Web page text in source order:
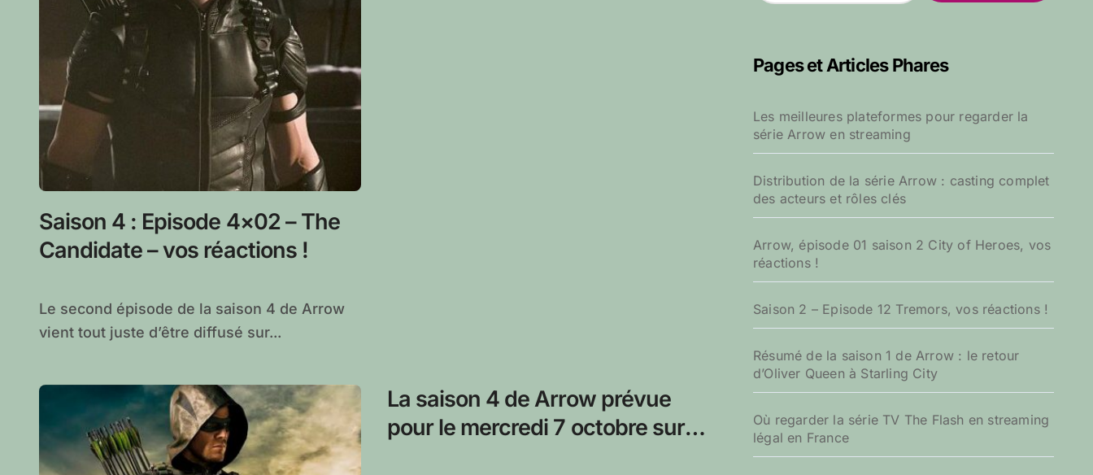
Saison 4 : Episode 4×02 – The
Candidate – vos réactions !
Le second épisode de la saison 4 de Arrow
vient tout juste d’être diffusé sur...
La saison 4 de Arrow prévue
pour le mercredi 7 octobre sur la
r
c
e
r
Pages et Articles Phares
Les meilleures plateformes pour regarder la
série Arrow en streaming
Distribution de la série Arrow : casting complet
des acteurs et rôles clés
Arrow, épisode 01 saison 2 City of Heroes, vos
réactions !
Saison 2 – Episode 12 Tremors, vos réactions !
Résumé de la saison 1 de Arrow : le retour
d’Oliver Queen à Starling City
Où regarder la série TV The Flash en streaming
légal en France